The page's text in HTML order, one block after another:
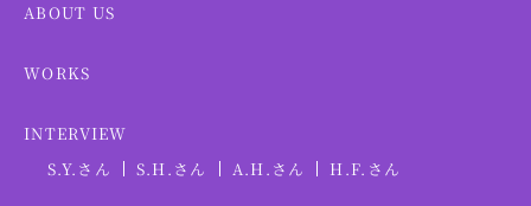
ABOUT US
WORKS
INTERVIEW
S.Y.さん
S.H.さん A.H.さん H.F.さん